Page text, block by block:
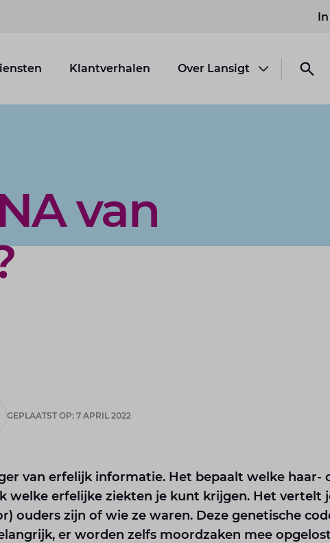
Klantverhalen Over Lansigt
Open
van
GEPLAATST OP: 7 APRIL 2022
van erfelijk informatie. Het bepaalt welke haar-
welke erfelijke ziekten je kunt krijgen. Het vertelt
ouders zijn of wie ze waren. Deze genetische
er worden zelfs moordzaken mee